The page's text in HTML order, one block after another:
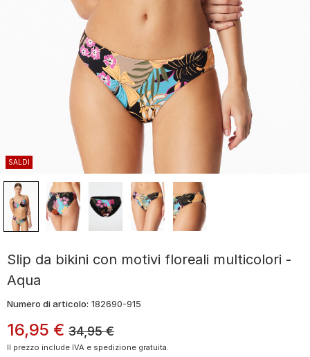
SALDI
Slip da bikini con motivi floreali multicolori -
Aqua
Numero di articolo: 182690-915
16,95 € 34,95 €
Il prezzo include IVA e spedizione gratuita.